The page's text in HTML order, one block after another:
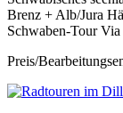
Brenz + Alb/Jura
Schwaben-Tour
Preis/